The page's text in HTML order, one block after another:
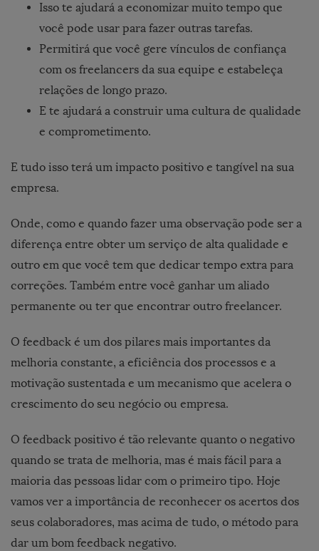
Isso te ajudará a economizar muito tempo que
você pode usar para fazer outras tarefas.
Permitirá que você gere vínculos de confiança
com os freelancers da sua equipe e estabeleça
relações de longo prazo.
E te ajudará a construir uma cultura de qualidade
e comprometimento.
E tudo isso terá um impacto positivo e tangível na sua
empresa.
Onde, como e quando fazer uma observação pode ser a
diferença entre obter um serviço de alta qualidade e
outro em que você tem que dedicar tempo extra para
correções. Também entre você ganhar um aliado
permanente ou ter que encontrar outro freelancer.
O feedback é um dos pilares mais importantes da
melhoria constante, a eficiência dos processos e a
motivação sustentada e um mecanismo que acelera o
crescimento do seu negócio ou empresa.
O feedback positivo é tão relevante quanto o negativo
quando se trata de melhoria, mas é mais fácil para a
maioria das pessoas lidar com o primeiro tipo. Hoje
vamos ver a importância de reconhecer os acertos dos
seus colaboradores, mas acima de tudo, o método para
dar um bom feedback negativo.